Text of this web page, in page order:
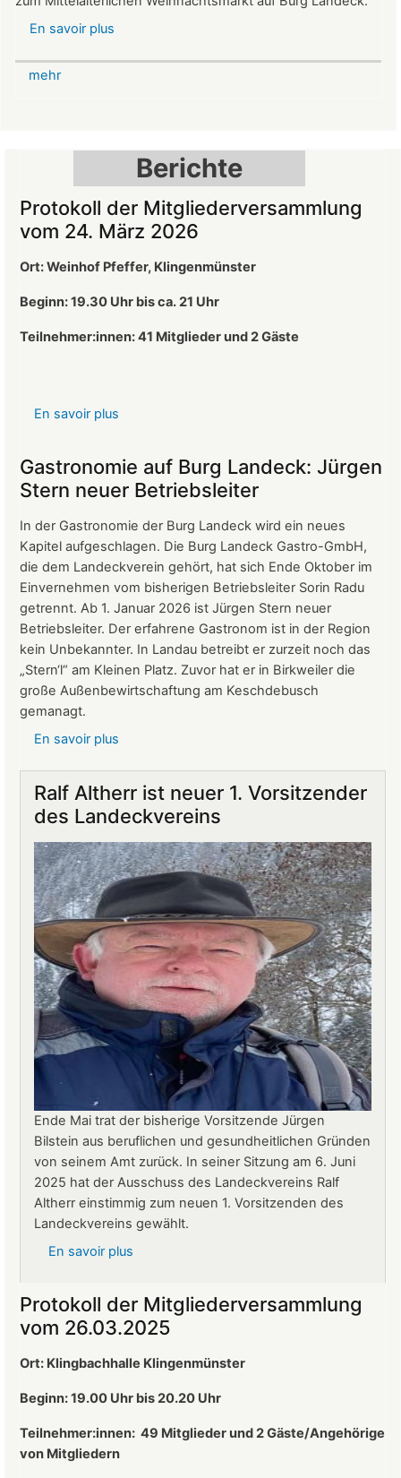
En savoir plus
Landeck
mehr
Berichte
Protokoll der Mitgliederversammlung
vom 24. März 2026
Ort: Weinhof Pfeffer, Klingenmünster
Beginn: 19.30 Uhr bis ca. 21 Uhr
Teilnehmer:innen: 41 Mitglieder und 2 Gäste
En savoir plus
der
Mitgliederversammlung
vom
24.
März
2026
Gastronomie auf Burg Landeck: Jürgen
Stern neuer Betriebsleiter
In der Gastronomie der Burg Landeck wird ein neues
Kapitel aufgeschlagen. Die Burg Landeck Gastro-GmbH,
die dem Landeckverein gehört, hat sich Ende Oktober im
Einvernehmen vom bisherigen Betriebsleiter Sorin Radu
getrennt. Ab 1. Januar 2026 ist Jürgen Stern neuer
Betriebsleiter. Der erfahrene Gastronom ist in der Region
kein Unbekannter. In Landau betreibt er zurzeit noch das
„Stern‘l“ am Kleinen Platz. Zuvor hat er in Birkweiler die
große Außenbewirtschaftung am Keschdebusch
gemanagt.
En savoir plus
Burg
Landeck:
Jürgen
Stern
neuer
Betriebsleiter
Ralf Altherr ist neuer 1. Vorsitzender
des Landeckvereins
Ende Mai trat der bisherige Vorsitzende Jürgen
Bilstein aus beruflichen und gesundheitlichen Gründen
von seinem Amt zurück. In seiner Sitzung am 6. Juni
2025 hat der Ausschuss des Landeckvereins Ralf
Altherr einstimmig zum neuen 1. Vorsitzenden des
Landeckvereins gewählt.
En savoir plus
Altherr
ist
neuer
Vorsitzender
des
Protokoll der Mitgliederversammlung
vom 26.03.2025
Ort: Klingbachhalle Klingenmünster
Beginn: 19.00 Uhr bis 20.20 Uhr
Teilnehmer:innen: 49 Mitglieder und 2 Gäste/Angehörige
von Mitgliedern